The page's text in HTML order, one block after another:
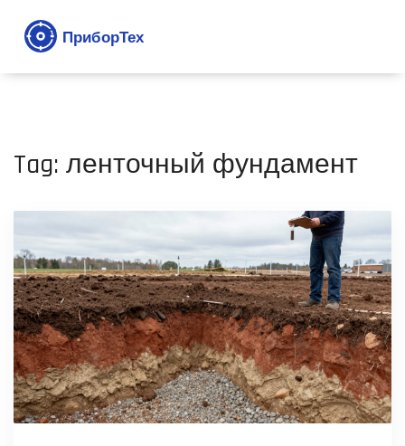
Tag: ленточный фундамент